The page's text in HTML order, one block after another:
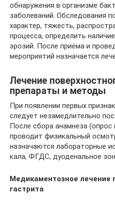
обнаружения в организме
заболеваний. Обследования
характер, тяжесть,
процесса, определить
эрозий. После приёма и
мероприятий назначается
Лечение
препараты и методы
При появлении первых
следует незамедлительно
После сбора анамнеза
проводит физикальный
назначаются лабораторные
кала, ФГДС, дуоденальное
Медикаментозное лечение
гастрита